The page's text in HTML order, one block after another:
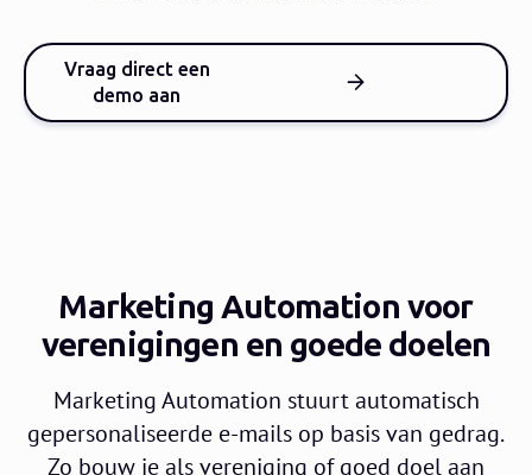
Vraag direct een
demo aan
Marketing Automation voor
verenigingen en goede doelen
Marketing Automation stuurt automatisch
gepersonaliseerde e-mails op basis van gedrag.
Zo bouw je als vereniging of goed doel aan